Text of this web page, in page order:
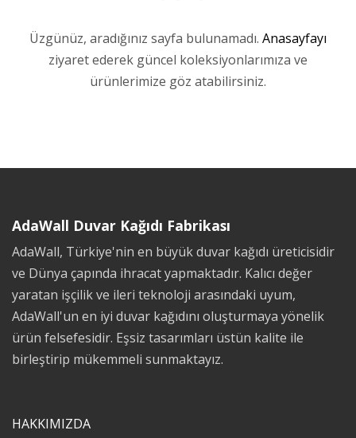
Üzgünüz, aradığınız sayfa bulunamadı. Anasayfayı
ziyaret ederek güncel koleksiyonlarımıza ve
ürünlerimize göz atabilirsiniz.
AdaWall Duvar Kağıdı Fabrikası
AdaWall, Türkiye'nin en büyük duvar kağıdı üreticisidir
ve Dünya çapında ihracat yapmaktadır. Kalıcı değer
yaratan işçilik ve ileri teknoloji arasındaki uyum,
AdaWall'un en iyi duvar kağıdını oluşturmaya yönelik
ürün felsefesidir. Eşsiz tasarımları üstün kalite ile
birleştirip mükemmeli sunmaktayız.
HAKKIMIZDA